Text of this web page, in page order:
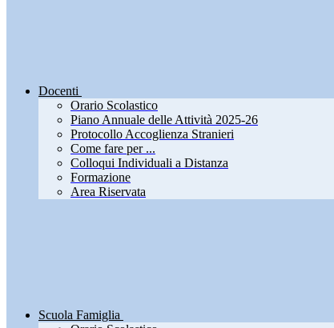
Docenti
Orario Scolastico
Piano Annuale delle Attività 2025-26
Protocollo Accoglienza Stranieri
Come fare per ...
Colloqui Individuali a Distanza
Formazione
Area Riservata
Scuola Famiglia